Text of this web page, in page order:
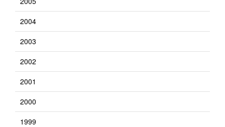
2004
2003
2002
2001
2000
1999